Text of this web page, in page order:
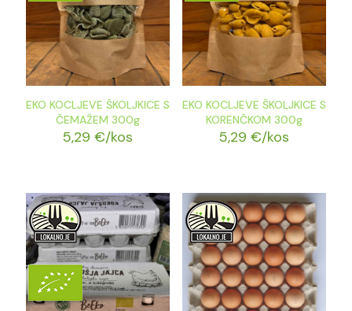
EKO KOCLJEVE ŠKOLJKICE S
ČEMAŽEM 300g
5,29€/kos
EKO KOCLJEVE ŠKOLJKICE S
KORENČKOM 300g
5,29 €/kos